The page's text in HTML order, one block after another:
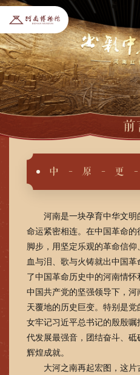
前
中 - 原 - 更 -
河南是一块孕育中华文
命运紧密相连。在中国革命
脚步，用坚定乐观的革命信
血与泪、歌与火铸就出中国
了中国革命历史中的河南情
中国共产党的坚强领导下，
天覆地的历史巨变。特别是
女牢记习近平总书记的殷殷嘱
代发展最强音，团结奋斗、
辉煌成就。
大河之南再起宏图，这